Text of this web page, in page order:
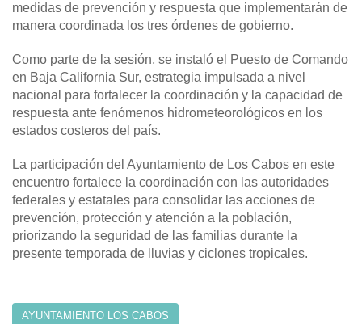
medidas de prevención y respuesta que implementarán de
manera coordinada los tres órdenes de gobierno.
Como parte de la sesión, se instaló el Puesto de Comando
en Baja California Sur, estrategia impulsada a nivel
nacional para fortalecer la coordinación y la capacidad de
respuesta ante fenómenos hidrometeorológicos en los
estados costeros del país.
La participación del Ayuntamiento de Los Cabos en este
encuentro fortalece la coordinación con las autoridades
federales y estatales para consolidar las acciones de
prevención, protección y atención a la población,
priorizando la seguridad de las familias durante la
presente temporada de lluvias y ciclones tropicales.
AYUNTAMIENTO LOS CABOS